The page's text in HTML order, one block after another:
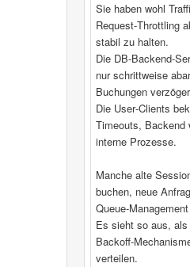
Sie haben wohl
Request‑Throttling
stabil zu halten.
Die DB‑Backend-
nur schrittweise
Buchungen
Die User‑Clients
Timeouts, Backend
interne Prozesse.
Manche alte
buchen, neue
Es sieht so aus,
verteilen.